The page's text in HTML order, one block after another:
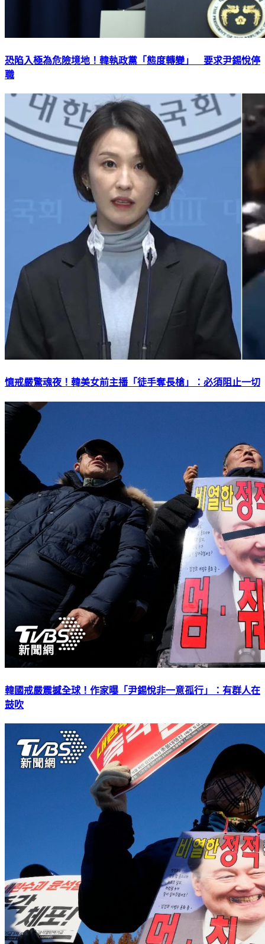
恐陷入極為危險境地！韓執政黨「態度轉變」 要求尹錫悅停
職
憶戒嚴驚魂夜！韓美女前主播「徒手奪長槍」：必須阻止一切
韓國戒嚴震撼全球！作家曝「尹錫悅非一意孤行」：有群人在
鼓吹